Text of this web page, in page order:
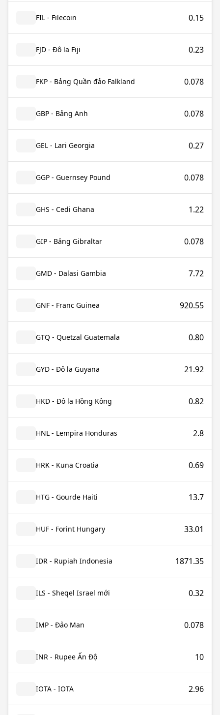
FIL - Filecoin 0.15
FJD - Đô la Fiji 0.23
FKP - Bảng Quần đảo Falkland 0.078
GBP - Bảng Anh 0.078
GEL - Lari Georgia 0.27
GGP - Guernsey Pound 0.078
GHS - Cedi Ghana 1.22
GIP - Bảng Gibraltar 0.078
GMD - Dalasi Gambia 7.72
GNF - Franc Guinea 920.55
GTQ - Quetzal Guatemala 0.80
GYD - Đô la Guyana 21.92
HKD - Đô la Hồng Kông 0.82
HNL - Lempira Honduras 2.8
HRK - Kuna Croatia 0.69
HTG - Gourde Haiti 13.7
HUF - Forint Hungary 33.01
IDR - Rupiah Indonesia 1871.35
ILS - Sheqel Israel mới 0.32
IMP - Đảo Man 0.078
INR - Rupee Ấn Độ 10
IOTA - IOTA 2.96